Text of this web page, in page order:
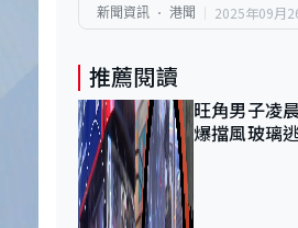
新聞資訊 港聞 2025年09月
推薦閱讀
旺角男子凌
爆擋風玻璃